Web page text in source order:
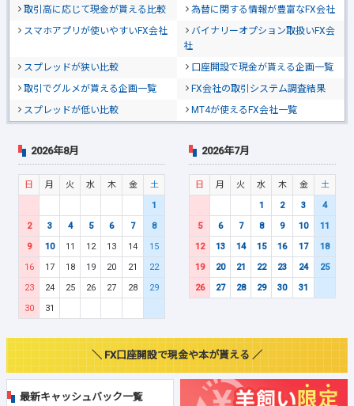
取引高に応じて現金が貰える比較
為替に関する情報が豊富なFX会社
スマホアプリが使いやすいFX会社
バイナリーオプション取扱いFX会
社
スプレッドが狭い比較
口座開設で現金が貰える企画一覧
取引でグルメが貰える企画一覧
FX会社の取引システム調査結果
スプレッドが低い比較
MT4が使えるFX会社一覧
2026年8月
日 月 火 水 木 金
土
1
2
3 4 5 6 7
8
9
10 11 12 13 14
15
16
17 18 19 20 21
22
23
24 25 26 27 28
29
30
31
2026年7月
日 月 火 水 木 金
土
1
2 3
4
5
6 7 8 9 10
11
12
13 14 15 16 17
18
19
20 21 22 23 24
25
26
27 28 29 30 31
＼ FX口座開設で現金や本が貰える ／
最新キャッシュバック一覧